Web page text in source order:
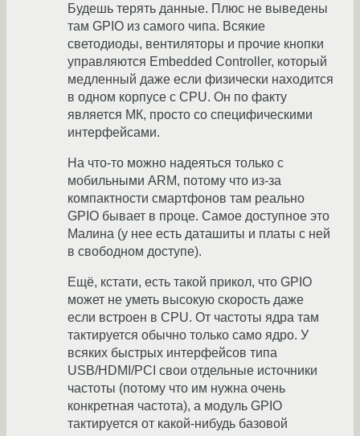
Будешь терять данные. Плюс не выведены
там GPIO из самого чипа. Всякие
светодиоды, вентиляторы и прочие кнопки
управляются Embedded Controller, который
медленный даже если физически находится
в одном корпусе с CPU. Он по факту
является МК, просто со специфическими
интерфейсами.
На что-то можно надеяться только с
мобильными ARM, потому что из-за
компактности смартфонов там реально
GPIO бывает в проце. Самое доступное это
Малина (у нее есть даташиты и платы с ней
в свободном доступе).
Ещё, кстати, есть такой прикол, что GPIO
может не уметь высокую скорость даже
если встроен в CPU. От частоты ядра там
тактируется обычно только само ядро. У
всяких быстрых интерфейсов типа
USB/HDMI/PCI свои отдельные источники
частоты (потому что им нужна очень
конкретная частота), а модуль GPIO
тактируется от какой-нибудь базовой